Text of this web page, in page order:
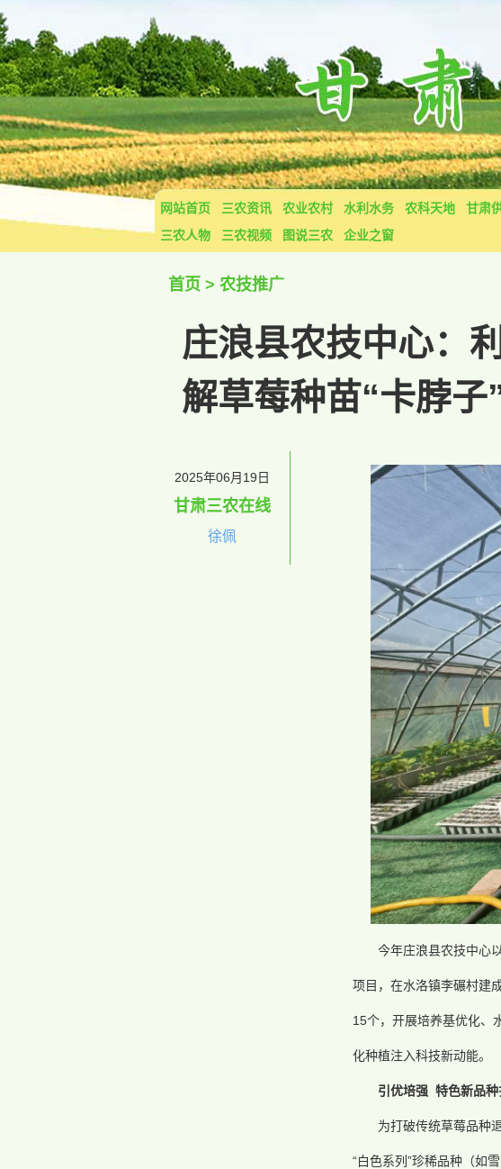
网站首页 三农资讯 农业农村 水利水务 农科天地 甘肃
三农人物
三农视频 图说三农 企业之窗
首页 > 农技推广
庄浪县农技中心：
解草莓种苗“卡脖子
2025年06月19日
甘肃三农在线
徐佩
今年庄浪县农技中心
项目，在水洛镇李碾村建
15个，开展培养基优化、
化种植注入科技新动能。
引优培强 特色新品种
为打破传统草莓品种
“白色系列”珍稀品种（如